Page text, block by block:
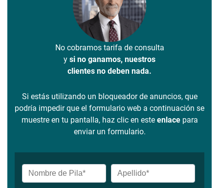
No cobramos tarifa de consulta
y si no ganamos, nuestros
clientes no deben nada.
Si estás utilizando un bloqueador de anuncios, que
podría impedir que el formulario web a continuación se
muestre en tu pantalla, haz clic en este enlacepara
enviar un formulario.